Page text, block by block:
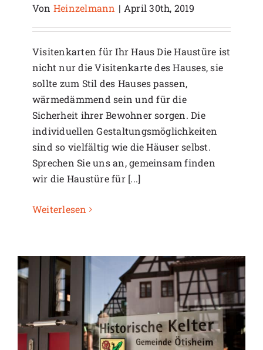
Von Heinzelmann | April 30th, 2019
Visitenkarten für Ihr Haus Die Haustüre ist
nicht nur die Visitenkarte des Hauses, sie
sollte zum Stil des Hauses passen,
wärmedämmend sein und für die
Sicherheit ihrer Bewohner sorgen. Die
individuellen Gestaltungsmöglichkeiten
sind so vielfältig wie die Häuser selbst.
Sprechen Sie uns an, gemeinsam finden
wir die Haustüre für [...]
Weiterlesen